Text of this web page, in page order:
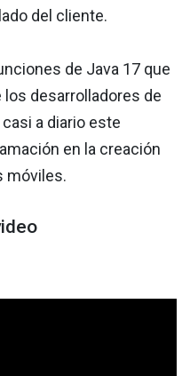
del cliente.
de Java 17 que
desarrolladores de
a diario este
en la creación
móviles.